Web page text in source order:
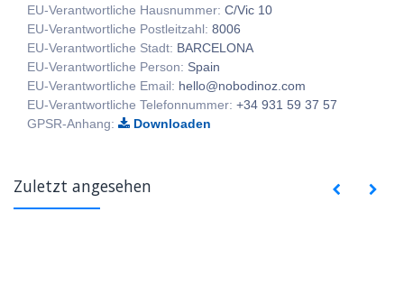
EU-Verantwortliche Hausnummer: C/Vic 10
EU-Verantwortliche Postleitzahl: 8006
EU-Verantwortliche Stadt: BARCELONA
EU-Verantwortliche Person: Spain
EU-Verantwortliche Email: hello@nobodinoz.com
EU-Verantwortliche Telefonnummer: +34 931 59 37 57
GPSR-Anhang:
Downloaden
Zuletzt angesehen